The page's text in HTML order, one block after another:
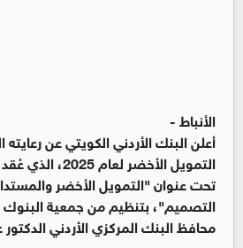
الأنباط -
أعلن البنك الأردني الكويتي عن
التمويل الأخضر
تحت عنوان "التمويل الأخضر
التصميم"، بتنظيم من جمعية البنوك
محافظ البنك المركزي الأردني